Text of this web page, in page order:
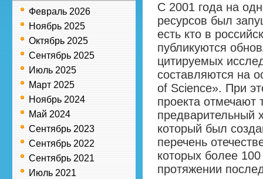
Февраль 2026
Ноябрь 2025
Октябрь 2025
Сентябрь 2025
Июль 2025
Март 2025
Ноябрь 2024
Май 2024
Сентябрь 2023
Сентябрь 2022
Сентябрь 2021
Июль 2021
С 2001 года на
ресурсов был
есть кто в
публикуются
цитируемых
составляются на
of Science». При
проекта отмечают
предварительный
который был
перечень
которых более
протяжении